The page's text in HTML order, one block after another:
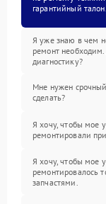
гарантийный талон.
Я уже знаю в чем
ремонт
диагностику?
Мне нужен
сделать?
Я хочу, чтобы мое
ремонтировали
Я хочу, чтобы мое
ремонтировалось
запчастями.